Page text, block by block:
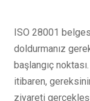
ISO 28001
doldurmanız
başlangıç
itibaren,
ziyareti